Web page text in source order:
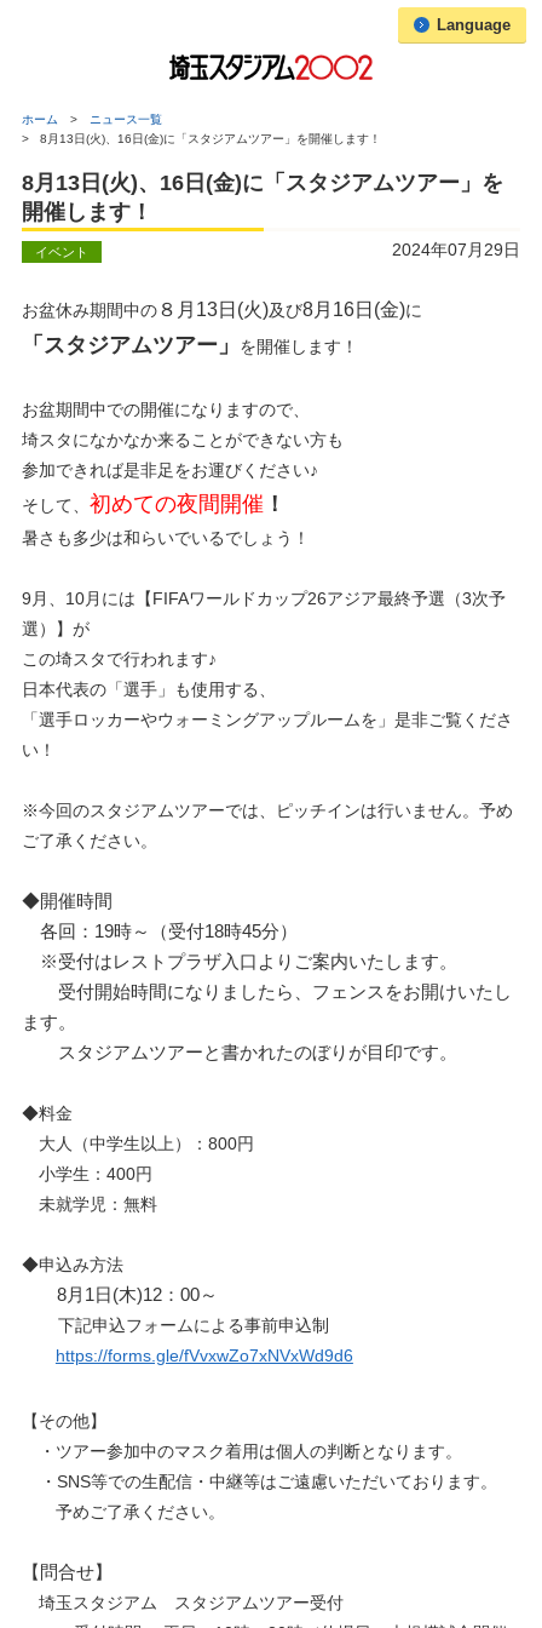
Language
ホーム
ニュース一覧
8月13日(火)、16日(金)に「スタジアムツアー」を開催します！
8月13日(火)、16日(金)に「スタジアムツアー」を
開催します！
イベント 2024年07月29日
お盆休み期間中の８月13日(火)及び8月16日(金)に
「スタジアムツアー」 を開催します！
お盆期間中での開催になりますので、
埼スタになかなか来ることができない方も
参加できれば是非足をお運びください♪
そして、 初めての夜間開催 ！
暑さも多少は和らいでいるでしょう！
9月、10月には【FIFAワールドカップ26アジア最終予選（3次予
選）】が
この埼スタで行われます♪
日本代表の「選手」も使用する、
「選手ロッカーやウォーミングアップルームを」是非ご覧くださ
い！
※今回のスタジアムツアーでは、ピッチインは行いません。予め
ご了承ください。
◆開催時間
各回：19時～（受付18時45分）
※受付はレストプラザ入口よりご案内いたします。
受付開始時間になりましたら、フェンスをお開けいたし
ます。
スタジアムツアーと書かれたのぼりが目印です。
◆料金
大人（中学生以上）：800円
小学生：400円
未就学児：無料
◆申込み方法
8月1日(木)12：00～
下記申込フォームによる事前申込制
https://forms.gle/fVvxwZo7xNVxWd9d6
【その他】
・ツアー参加中のマスク着用は個人の判断となります。
・SNS等での生配信・中継等はご遠慮いただいております。
予めご了承ください。
【問合せ】
埼玉スタジアム スタジアムツアー受付